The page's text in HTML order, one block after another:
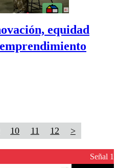
equidad
10 11 12 >
Señal 1